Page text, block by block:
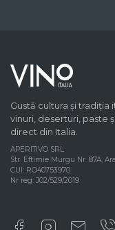
Gustă cultura și tradiția
vinuri, deserturi, paste
direct din Italia.
APERITIVO SRL
Str. Eftimie Murgu Nr. 87A,
CUI: RO40753970
Nr reg: J02/529/2019